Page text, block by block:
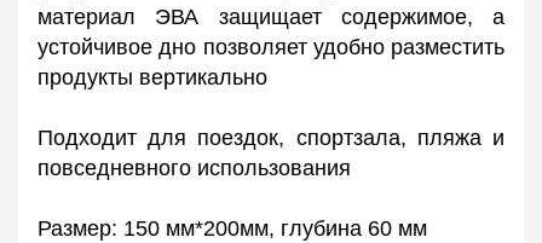
материал ЭВА защищает содержимое, а
устойчивое дно позволяет удобно разместить
продукты вертикально
Подходит для поездок, спортзала, пляжа и
повседневного использования
Размер: 150 мм*200мм, глубина 60 мм